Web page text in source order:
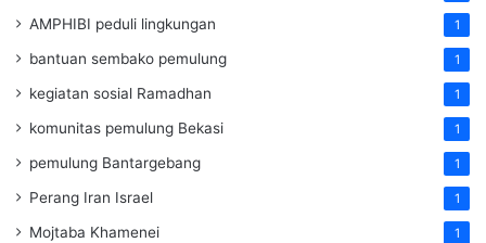
AMPHIBI peduli lingkungan 1
bantuan sembako pemulung 1
kegiatan sosial Ramadhan 1
komunitas pemulung Bekasi 1
pemulung Bantargebang 1
Perang Iran Israel 1
Mojtaba Khamenei 1